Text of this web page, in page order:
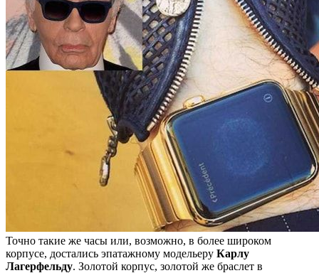
Точно такие же часы или, возможно, в более широком
корпусе, достались эпатажному модельеру Карлу
Лагерфельду. Золотой корпус, золотой же браслет в